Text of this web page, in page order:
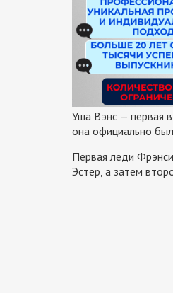
Уша Вэнс — первая
она официально
Первая леди
Эстер, а затем